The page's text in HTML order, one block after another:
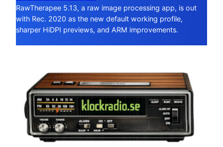
RawTherapee 5.13, a raw image processing app, is out
with Rec. 2020 as the new default working profile,
sharper HiDPI previews, and ARM improvements.